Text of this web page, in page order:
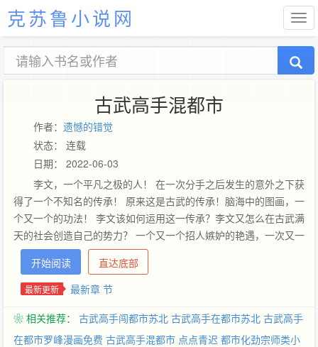
克苏鲁小说网
古武高手混都市
作者： 遗憾的错觉
状态： 连载
日期： 2022-06-03
李文，一个平凡之极的人！ 在一次分手之后发生的意外之下获
得了一个不知名的传承！ 原来这是古武的传承！脑海中的图画，一
个又一个的功法！ 李文该如何运用这一传承？李文又怎么在古武满
天的社会创造自己的势力？ 一个又一个招人嫉妒的艳遇，一次又一
次帮派战争的凶险！让李文带领大家来一次现代版的武侠世界！
（直接说是混混抢地盘不就行了！艹！）然而就在这个时候李文突
然意外获得了一块神奇的雨花石，这块石头将带给李文什么样的故
人，李文面对的
开始阅读 直达底部
最新更新 最新章 节
❀ 相关推荐： 古武高手闯都市苏北 古武高手在都市苏北 古武高手
在都市罗峰漫画免费 古武高手混都市 点点青迟 都市化劲宗师类小